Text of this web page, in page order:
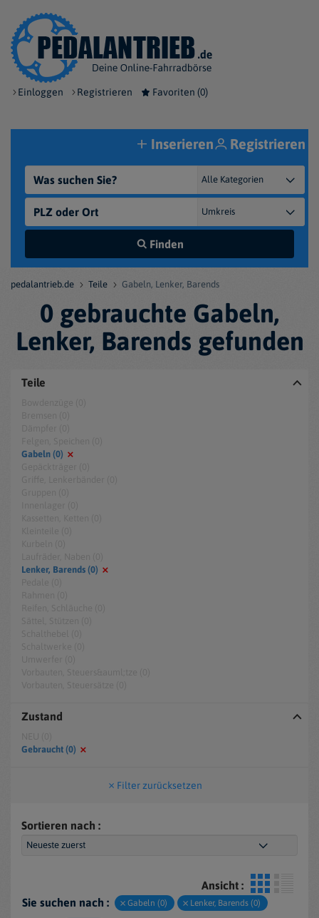
Einloggen Registrieren Favoriten (0)
Finden
Inserieren Registrieren
pedalantrieb.de Teile Gabeln, Lenker, Barends
0 gebrauchte Gabeln,
Lenker, Barends gefunden
Teile
Gabeln (0)
Lenker, Barends (0)
Zustand
Gebraucht (0)
Filter zurücksetzen
Sortieren nach :
Ansicht :
Sie suchen nach :
Gabeln (0) Lenker, Barends (0)